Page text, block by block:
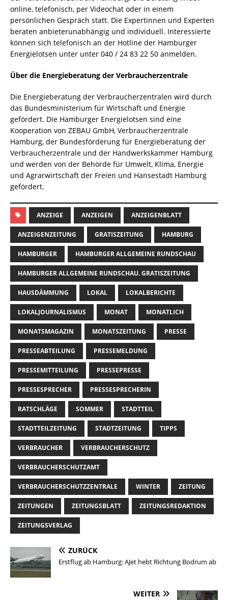
online, telefonisch, per Videochat oder in einem
persönlichen Gespräch statt. Die Expertinnen und Experten
beraten anbieterunabhängig und individuell. Interessierte
können sich telefonisch an der Hotline der Hamburger
Energielotsen unter unter 040 / 24 83 22 50 anmelden.
Über die Energieberatung der Verbraucherzentrale
Die Energieberatung der Verbraucherzentralen wird durch
das Bundesministerium für Wirtschaft und Energie
gefördert. Die Hamburger Energielotsen sind eine
Kooperation von ZEBAU GmbH, Verbraucherzentrale
Hamburg, der Bundesförderung für Energieberatung der
Verbraucherzentrale und der Handwerkskammer Hamburg
und werden von der Behörde für Umwelt, Klima, Energie
und Agrarwirtschaft der Freien und Hansestadt Hamburg
gefördert.
ANZEIGE ANZEIGEN ANZEIGENBLATT
ANZEIGENZEITUNG GRATISZEITUNG HAMBURG
HAMBURGER HAMBURGER ALLGEMEINE RUNDSCHAU
HAMBURGER ALLGEMEINE RUNDSCHAU. GRATISZEITUNG
HAUSDÄMMUNG LOKAL LOKALBERICHTE
LOKALJOURNALISMUS MONAT MONATLICH
MONATSMAGAZIN MONATSZEITUNG PRESSE
PRESSEABTEILUNG PRESSEMELDUNG
PRESSEMITTEILUNG PRESSEPRESSE
PRESSESPRECHER PRESSESPRECHERIN
RATSCHLÄGE SOMMER STADTTEIL
STADTTEILZEITUNG STADTZEITUNG TIPPS
VERBRAUCHER VERBRAUCHERSCHUTZ
VERBRAUCHERSCHUTZAMT
VERBRAUCHERSCHUTZZENTRALE WINTER ZEITUNG
ZEITUNGEN ZEITUNGSBLATT ZEITUNGSREDAKTION
ZEITUNGSVERLAG
ZURÜCK
Erstflug ab Hamburg: AJet hebt Richtung Bodrum ab
WEITER